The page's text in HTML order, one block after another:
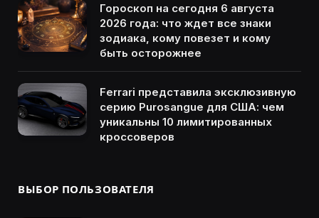
Гороскоп на сегодня 6 августа
2026 года: что ждет все знаки
зодиака, кому повезет и кому
быть осторожнее
Ferrari представила эксклюзивную
серию Purosangue для США: чем
уникальны 10 лимитированных
кроссоверов
ВЫБОР ПОЛЬЗОВАТЕЛЯ